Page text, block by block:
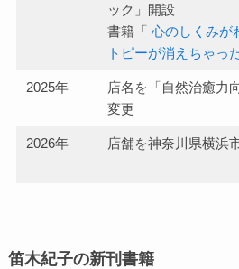
ック」開設
書籍「 心のしくみが
トピーが消えちゃっ
2025年
店名を「自然治癒力
変更
2026年 店舗を神奈川県横浜
笛木紀子の新刊書籍